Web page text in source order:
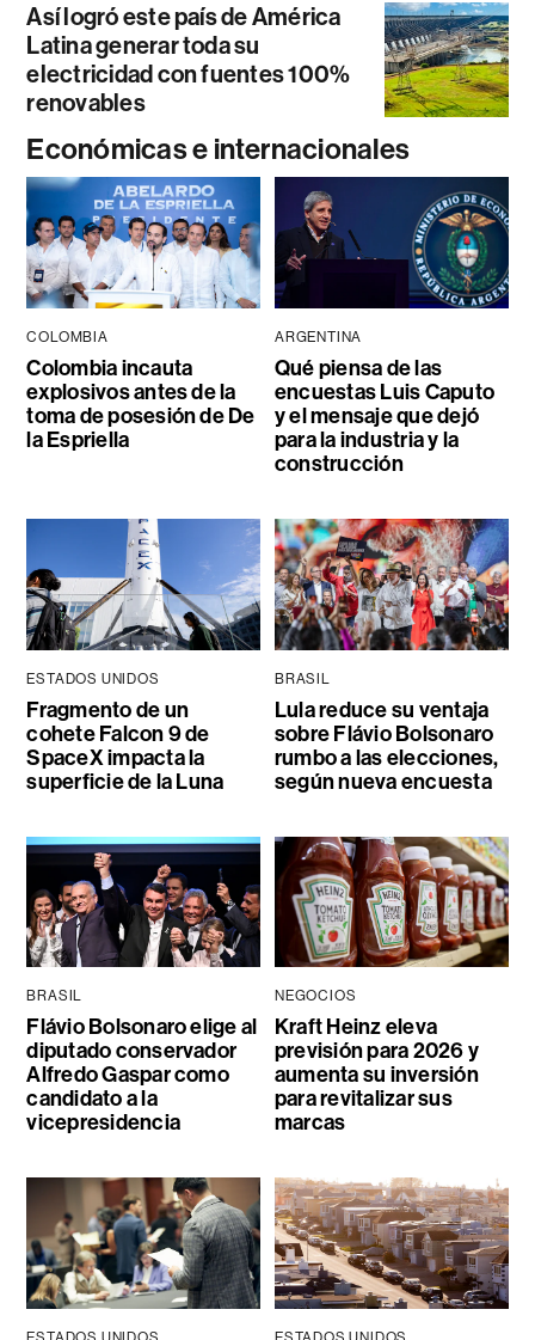
Así logró este país de América
Latina generar toda su
electricidad con fuentes 100%
renovables
Económicas e internacionales
COLOMBIA
Colombia incauta
explosivos antes de la
toma de posesión de De
la Espriella
ARGENTINA
Qué piensa de las
encuestas Luis Caputo
y el mensaje que dejó
para la industria y la
construcción
ESTADOS UNIDOS
Fragmento de un
cohete Falcon 9 de
SpaceX impacta la
superficie de la Luna
BRASIL
Lula reduce su ventaja
sobre Flávio Bolsonaro
rumbo a las elecciones,
según nueva encuesta
BRASIL
Flávio Bolsonaro elige al
diputado conservador
Alfredo Gaspar como
candidato a la
vicepresidencia
NEGOCIOS
Kraft Heinz eleva
previsión para 2026 y
aumenta su inversión
para revitalizar sus
marcas